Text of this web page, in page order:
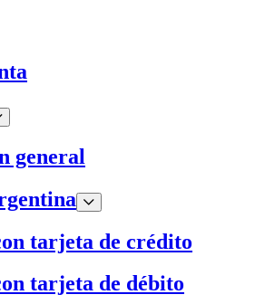
general
tarjeta de crédito
tarjeta de débito